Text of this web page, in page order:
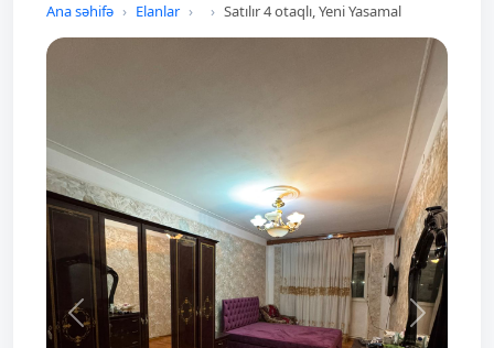
Ana səhifə Elanlar Satılır 4 otaqlı, Yeni Yasamal
Prev Next